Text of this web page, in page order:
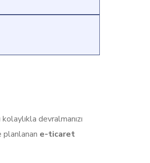
devralmanızı
e-ticaret